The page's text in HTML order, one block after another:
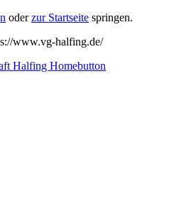
oderzur Startseite springen.
www.vg-halfing.de/